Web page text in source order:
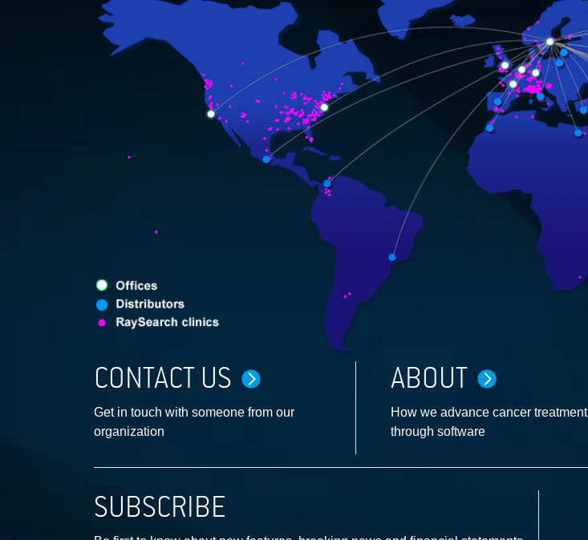
CONTACT US
Get in touch with someone from our
organization
ABOUT
How we advance cancer treatment
through software
SUBSCRIBE